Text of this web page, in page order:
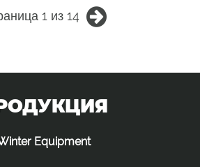
1 из 14
Equipment